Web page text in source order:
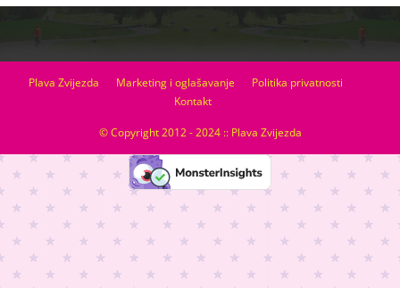
Plava Zvijezda Marketing i oglašavanje
Politika privatnosti
Kontakt
© Copyright 2012 - 2024 :: Plava Zvijezda